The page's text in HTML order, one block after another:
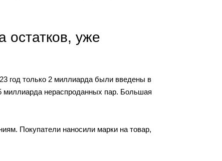
остатков, уже
год только 2 миллиарда были введены в
миллиарда нераспроданных пар. Большая
Покупатели наносили марки на товар,